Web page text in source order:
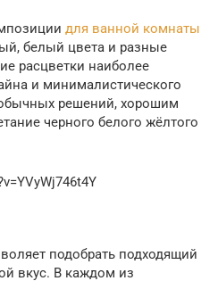
для ванной комнаты
белый цвета и разные
расцветки наиболее
и минималистического
решений, хорошим
черного белого жёлтого
подобрать подходящий
вкус. В каждом из